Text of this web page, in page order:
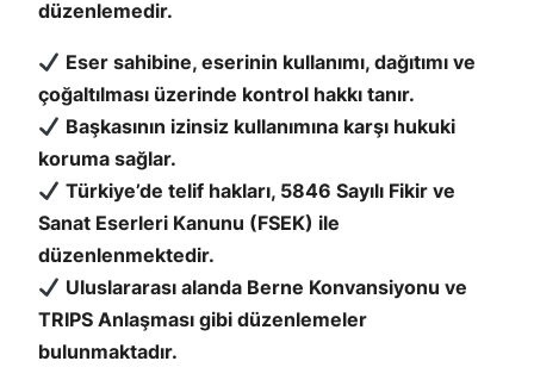
düzenlemedir.
Eser sahibine, eserinin kullanımı, dağıtımı ve
çoğaltılması üzerinde kontrol hakkı tanır.
Başkasının izinsiz kullanımına karşı hukuki
koruma sağlar.
Türkiye’de telif hakları, 5846 Sayılı Fikir ve
Sanat Eserleri Kanunu (FSEK) ile
düzenlenmektedir.
Uluslararası alanda Berne Konvansiyonu ve
TRIPS Anlaşması gibi düzenlemeler
bulunmaktadır.